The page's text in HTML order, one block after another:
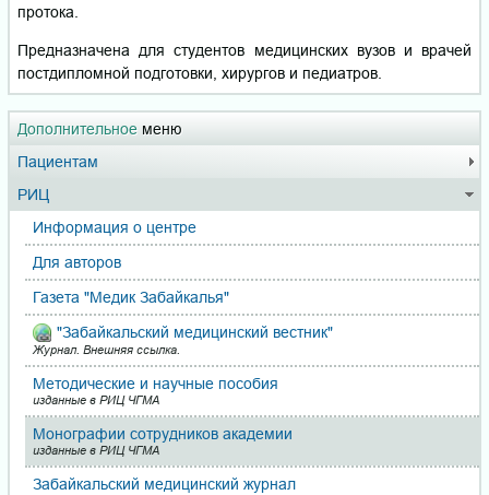
Дополнительное меню
Пациентам
РИЦ
Информация о центре
Для авторов
Газета "Медик Забайкалья"
"Забайкальский медицинский вестник"
Журнал. Внешняя ссылка.
Методические и научные пособия
изданные в РИЦ ЧГМА
Монографии сотрудников академии
изданные в РИЦ ЧГМА
Забайкальский медицинский журнал
протока.
Предназначена для студентов медицинских вузов и врачей
постдипломной подготовки, хирургов и педиатров.